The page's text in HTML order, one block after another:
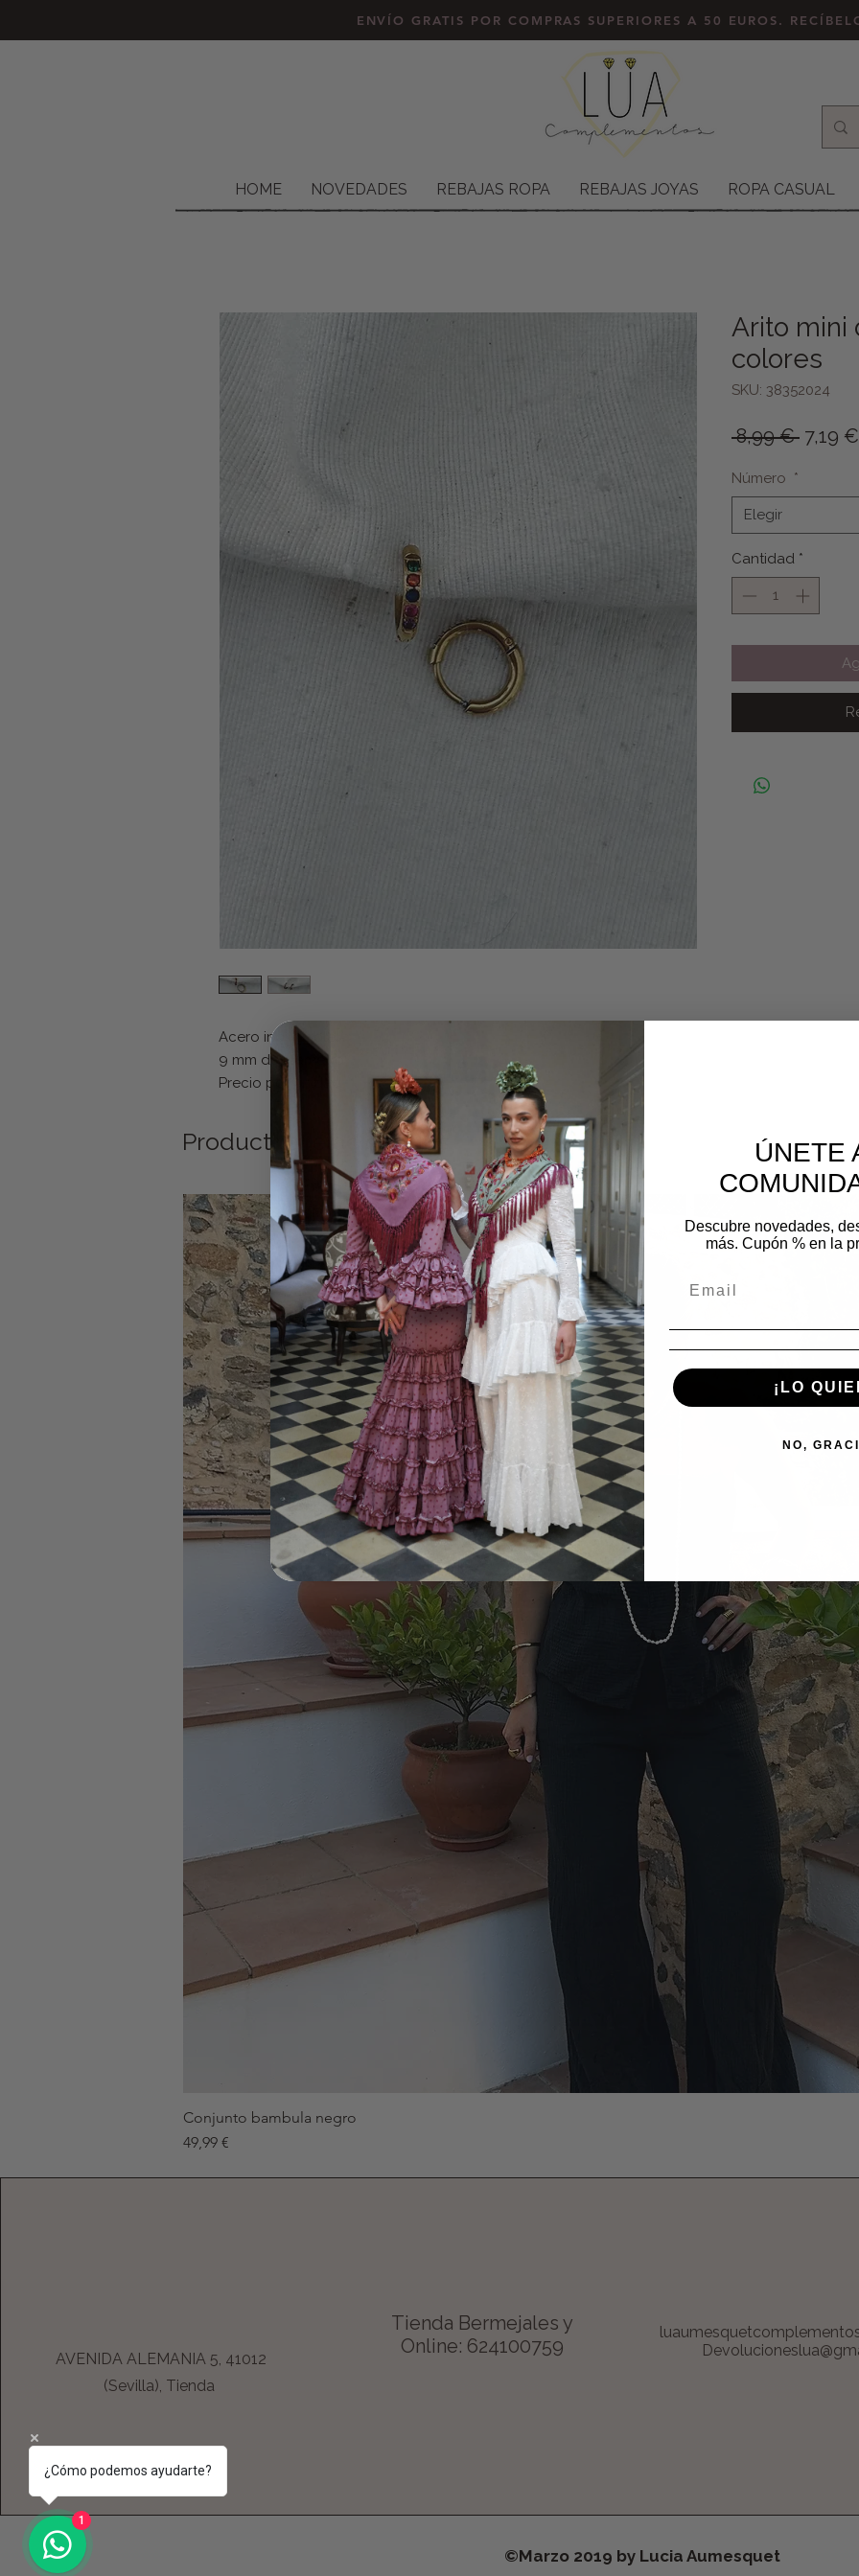
ENVÍO GRATIS POR COMPRAS SUPERIORES A 50 EUROS.
HOME NOVEDADES REBAJAS ROPA REBAJAS JOYAS ROPA CASUAL
Acero inoxidable.
9 mm de diámetro
Precio por unidad
Arito mini
colores
SKU: 38352024
8,99 € Precio
7,19 €
Número *
Elegir
Cantidad *
Productos relacionados
Conjunto bambula negro
Precio
49,99 €
AVENIDA ALEMANIA 5, 41012
(Sevilla), Tienda
Tienda Bermejales y
Online: 624100759
©Marzo 2019 by Lucia Aumesquet
¿Cómo podemos ayudarte?
1
ÚNETE
Descubre novedades,
más. Cupón % en la
¡LO
NO,